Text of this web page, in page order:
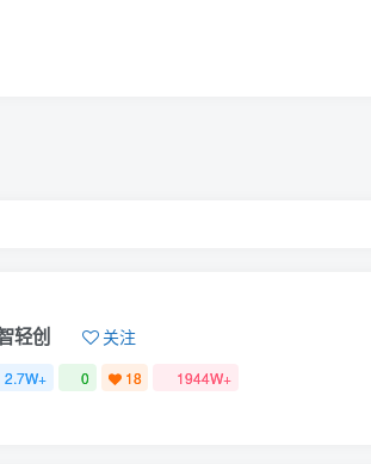
轻创 关注
2.7W+ 0 18 1944W+